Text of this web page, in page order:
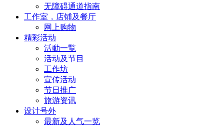
无障碍通道指南
工作室，店铺及餐厅
网上购物
精彩活动
活動一覧
活动及节目
工作坊
宣传活动
节日推广
旅游资讯
设计号外
最新及人气一览